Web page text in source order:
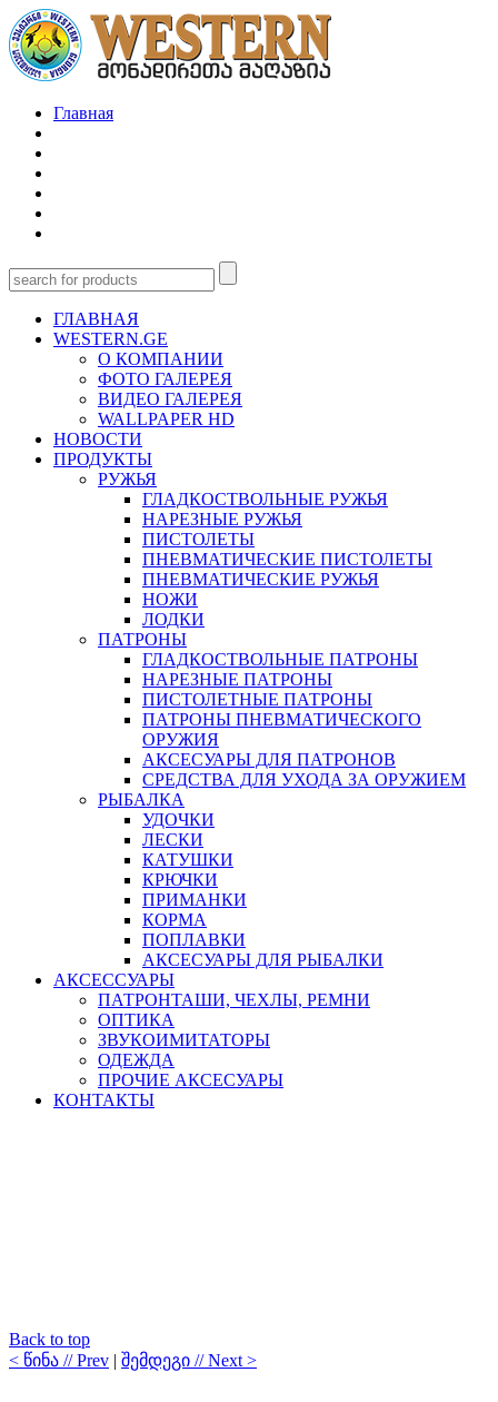
Главная
ГЛАВНАЯ
WESTERN.GE
О КОМПАНИИ
ФОТО ГАЛЕРЕЯ
ВИДЕО ГАЛЕРЕЯ
WALLPAPER HD
НОВОСТИ
ПРОДУКТЫ
РУЖЬЯ
ГЛАДКОСТВОЛЬНЫЕ РУЖЬЯ
НАРЕЗНЫЕ РУЖЬЯ
ПИСТОЛЕТЫ
ПНЕВМАТИЧЕСКИЕ ПИСТОЛЕТЫ
ПНЕВМАТИЧЕСКИЕ РУЖЬЯ
НОЖИ
ЛОДКИ
ПАТРОНЫ
ГЛАДКОСТВОЛЬНЫЕ ПАТРОНЫ
НАРЕЗНЫЕ ПАТРОНЫ
ПИСТОЛЕТНЫЕ ПАТРОНЫ
ПАТРОНЫ ПНЕВМАТИЧЕСКОГО
ОРУЖИЯ
АКСЕСУАРЫ ДЛЯ ПАТРОНОВ
СРЕДСТВА ДЛЯ УХОДА ЗА ОРУЖИЕМ
РЫБАЛКА
УДОЧКИ
ЛЕСКИ
КАТУШКИ
КРЮЧКИ
ПРИМАНКИ
КОРМА
ПОПЛАВКИ
АКСЕСУАРЫ ДЛЯ РЫБАЛКИ
АКСЕССУАРЫ
ПАТРОНТАШИ, ЧЕХЛЫ, РЕМНИ
ОПТИКА
ЗВУКОИМИТАТОРЫ
ОДЕЖДА
ПРОЧИЕ АКСЕСУАРЫ
КОНТАКТЫ
Back to top
< წინა // Prev | შემდეგი // Next >